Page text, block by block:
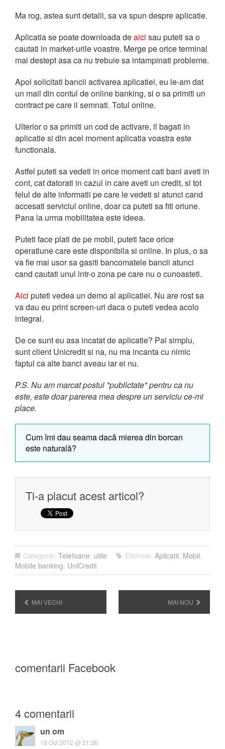
Ma rog, astea sunt detalii, sa va spun despre aplicatie.
Aplicatia se poate downloada deaici sau puteti sa o
cautati in market-urile voastre. Merge pe orice terminal
mai destept asa ca nu trebuie sa intampinati probleme.
Apoi solicitati bancii activarea aplicatiei, eu le-am dat
un mail din contul de online banking, si o sa primiti un
contract pe care il semnati. Totul online.
Ulterior o sa primiti un cod de activare, il bagati in
aplicatie si din acel moment aplicatia voastra este
functionala.
Astfel puteti sa vedeti in orice moment cati bani aveti in
cont, cat datorati in cazul in care aveti un credit, si tot
felul de alte informatii pe care le vedeti si atunci cand
accesati serviciul online, doar ca puteti sa fiti oriune.
Pana la urma mobilitatea este ideea.
Puteti face plati de pe mobil, puteti face orice
operatiune care este disponibila si online. In plus, o sa
va fie mai usor sa gasiti bancomatele bancii atunci
cand cautati unul intr-o zona pe care nu o cunoasteti.
Aici puteti vedea un demo al aplicatiei. Nu are rost sa
va dau eu print screen-uri daca o puteti vedea acolo
integral.
De ce sunt eu asa incatat de aplicatie? Pai simplu,
sunt client Unicredit si na, nu ma incanta cu nimic
faptul ca alte banci aveau iar ei nu.
P.S. Nu am marcat postul "publictate" pentru ca nu
este, este doar parerea mea despre un serviciu ce-mi
place.
Cum îmi dau seama dacă mierea din borcan
este naturală?
Ti-a placut acest articol?
Categorie: Telefoane, utile Etichete: Aplicatii, Mobil,
Mobile banking, UniCredit
MAI VECHI MAI NOU
comentarii Facebook
4 comentarii
un om
18 Oct 2012 @ 21:36